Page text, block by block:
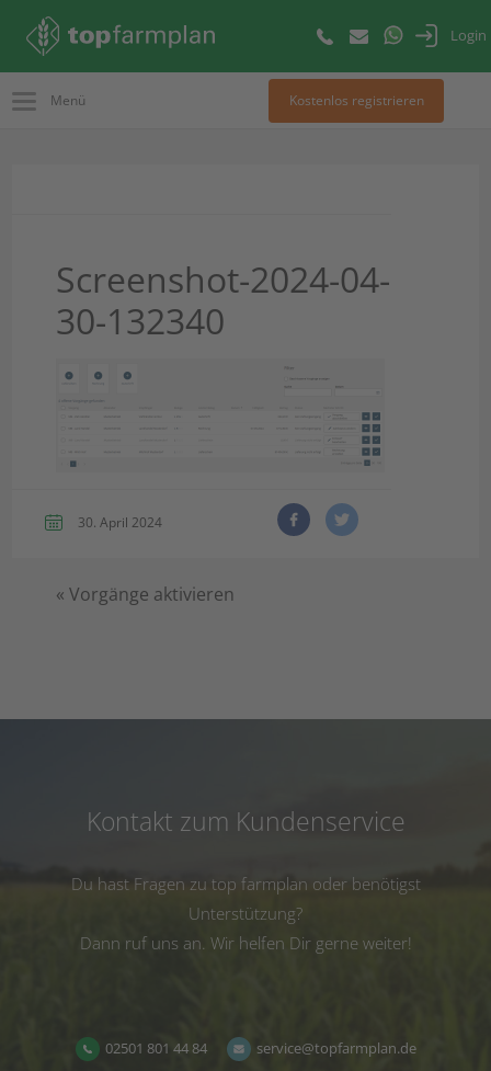
Login
Menü Kostenlos registrieren
Screenshot-2024-04-
30-132340
30. April 2024
«Vorgänge aktivieren
Kontakt zum Kundenservice
Du hast Fragen zu top farmplan oder benötigst
Unterstützung?
Dann ruf uns an. Wir helfen Dir gerne weiter!
02501 801 44 84 service@topfarmplan.de